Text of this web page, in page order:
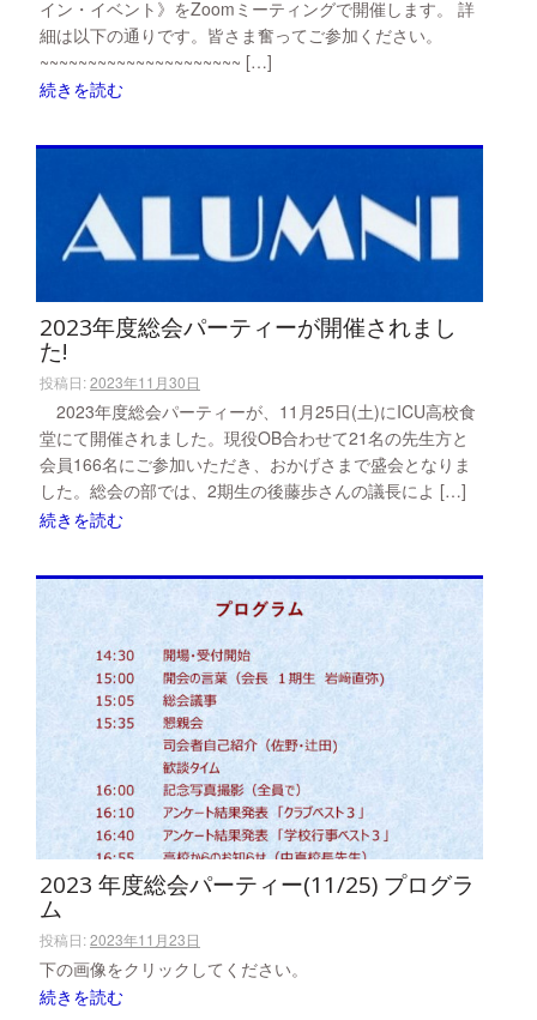
イン・イベント》をZoomミーティングで開催します。 詳
細は以下の通りです。皆さま奮ってご参加ください。
~~~~~~~~~~~~~~~~~~~~~ […]
続きを読む
2023年度総会パーティーが開催されまし
た!
投稿日:2023年11月30日
2023年度総会パーティーが、11月25日(土)にICU高校食
堂にて開催されました。現役OB合わせて21名の先生方と
会員166名にご参加いただき、おかげさまで盛会となりま
した。総会の部では、2期生の後藤歩さんの議長によ […]
続きを読む
2023 年度総会パーティー(11/25) プログラ
ム
投稿日:2023年11月23日
下の画像をクリックしてください。
続きを読む